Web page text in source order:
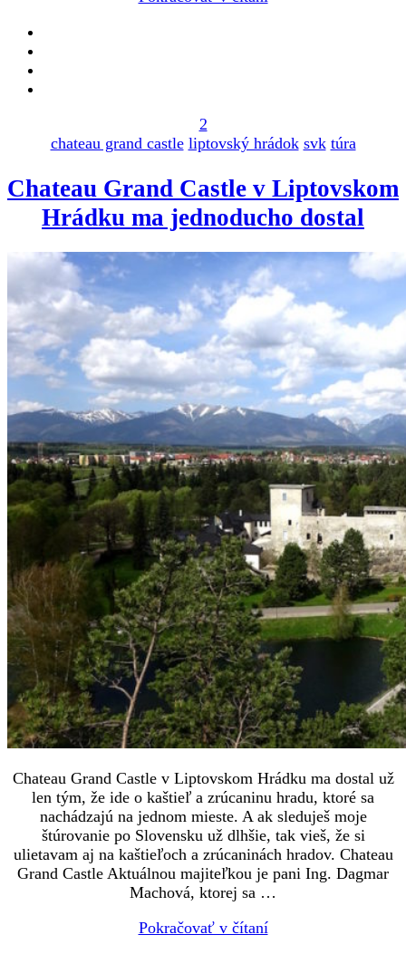
2
chateau grand castle liptovský hrádok svk túra
Chateau Grand Castle v Liptovskom
Hrádku ma jednoducho dostal
Chateau Grand Castle v Liptovskom Hrádku ma dostal už
len tým, že ide o kaštieľ a zrúcaninu hradu, ktoré sa
nachádzajú na jednom mieste. A ak sleduješ moje
štúrovanie po Slovensku už dlhšie, tak vieš, že si
ulietavam aj na kaštieľoch a zrúcaninách hradov. Chateau
Grand Castle Aktuálnou majiteľkou je pani Ing. Dagmar
Machová, ktorej sa …
Pokračovať v čítaní